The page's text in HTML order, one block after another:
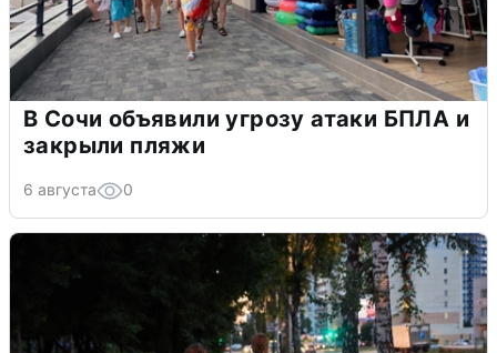
В Сочи объявили угрозу атаки БПЛА и
закрыли пляжи
6 августа 0